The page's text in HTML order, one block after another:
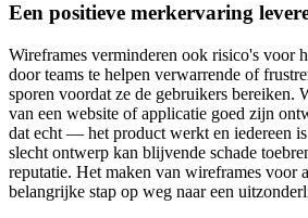
Een positieve merkervaring
Wireframes verminderen ook risico's voor
door teams te helpen verwarrende of
sporen voordat ze de gebruikers bereiken.
van een website of applicatie goed zijn
dat echt — het product werkt en iedereen
slecht ontwerp kan blijvende schade
reputatie. Het maken van wireframes voor
belangrijke stap op weg naar een